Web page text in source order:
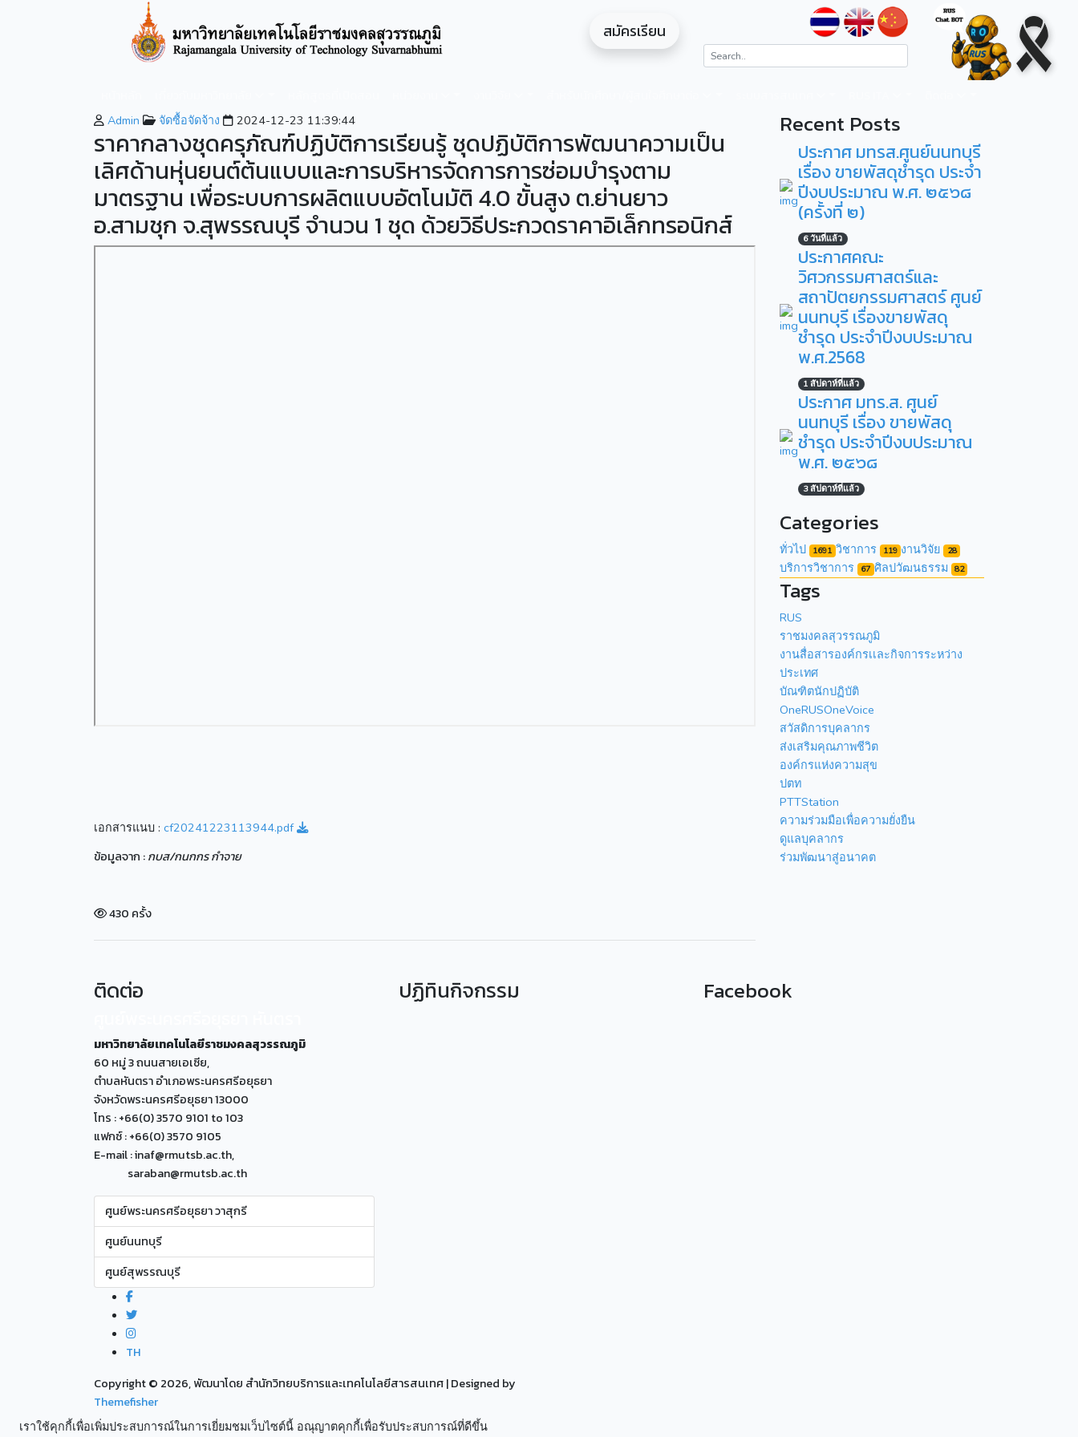
สมัครเรียน
Admin จัดซื้อจัดจ้าง 2024-12-23 11:39:44
ราคากลางชุดครุภัณฑ์ปฏิบัติการเรียนรู้ ชุดปฏิบัติการพัฒนาความเป็น
เลิศด้านหุ่นยนต์ต้นแบบและการบริหารจัดการการซ่อมบำรุงตาม
มาตรฐาน เพื่อระบบการผลิตแบบอัตโนมัติ 4.0 ขั้นสูง ต.ย่านยาว
อ.สามชุก จ.สุพรรณบุรี จำนวน 1 ชุด ด้วยวิธีประกวดราคาอิเล็กทรอนิกส์
เอกสารแนบ : cf20241223113944.pdf
ข้อมูลจาก :กบส/กนกกร กำจาย
430 ครั้ง
Recent Posts
ประกาศ มทรส.ศูนย์นนทบุรี
เรื่อง ขายพัสดุชำรุด ประจำ
ปีงบประมาณ พ.ศ. ๒๕๖๘
(ครั้งที่ ๒)
6 วันที่แล้ว
ประกาศคณะ
วิศวกรรมศาสตร์และ
สถาปัตยกรรมศาสตร์ ศูนย์
นนทบุรี เรื่องขายพัสดุ
ชำรุด ประจำปีงบประมาณ
พ.ศ.2568
1 สัปดาห์ที่แล้ว
ประกาศ มทร.ส. ศูนย์
นนทบุรี เรื่อง ขายพัสดุ
ชำรุด ประจำปีงบประมาณ
พ.ศ. ๒๕๖๘
3 สัปดาห์ที่แล้ว
Categories
ทั่วไป 1691 วิชาการ 119 งานวิจัย 28
บริการวิชาการ 67 ศิลปวัฒนธรรม 82
Tags
RUS
ราชมงคลสุวรรณภูมิ
งานสื่อสารองค์กรเเละกิจการระหว่าง
ประเทศ
บัณฑิตนักปฏิบัติ
OneRUSOneVoice
สวัสดิการบุคลากร
ส่งเสริมคุณภาพชีวิต
องค์กรแห่งความสุข
ปตท
PTTStation
ความร่วมมือเพื่อความยั่งยืน
ดูแลบุคลากร
ร่วมพัฒนาสู่อนาคต
ติดต่อ
มหาวิทยาลัยเทคโนโลยีราชมงคลสุวรรณภูมิ
60 หมู่ 3 ถนนสายเอเซีย,
ตำบลหันตรา อำเภอพระนครศรีอยุธยา
จังหวัดพระนครศรีอยุธยา 13000
โทร : +66(0) 3570 9101 to 103
แฟกซ์ : +66(0) 3570 9105
E-mail : inaf@rmutsb.ac.th,
saraban@rmutsb.ac.th
ศูนย์พระนครศรีอยุธยา วาสุกรี
ศูนย์นนทบุรี
ศูนย์สุพรรณบุรี
TH
ปฏิทินกิจกรรม Facebook
Copyright © 2026, พัฒนาโดย สำนักวิทยบริการและเทคโนโลยีสารสนเทศ| Designed by
Themefisher
เราใช้คุกกี้เพื่อเพิ่มประสบการณ์ในการเยี่ยมชมเว็บไซต์นี้ อณุญาตคุกกี้เพื่อรับประสบการณ์ที่ดีขึ้น